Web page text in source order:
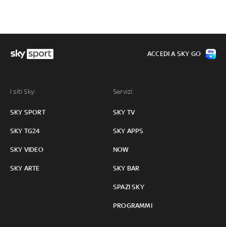
I siti Sky:
SKY SPORT
SKY TG24
SKY VIDEO
SKY ARTE
Servizi:
SKY TV
SKY APPS
NOW
SKY BAR
SPAZI SKY
PROGRAMMI
ACCEDI A SKY GO